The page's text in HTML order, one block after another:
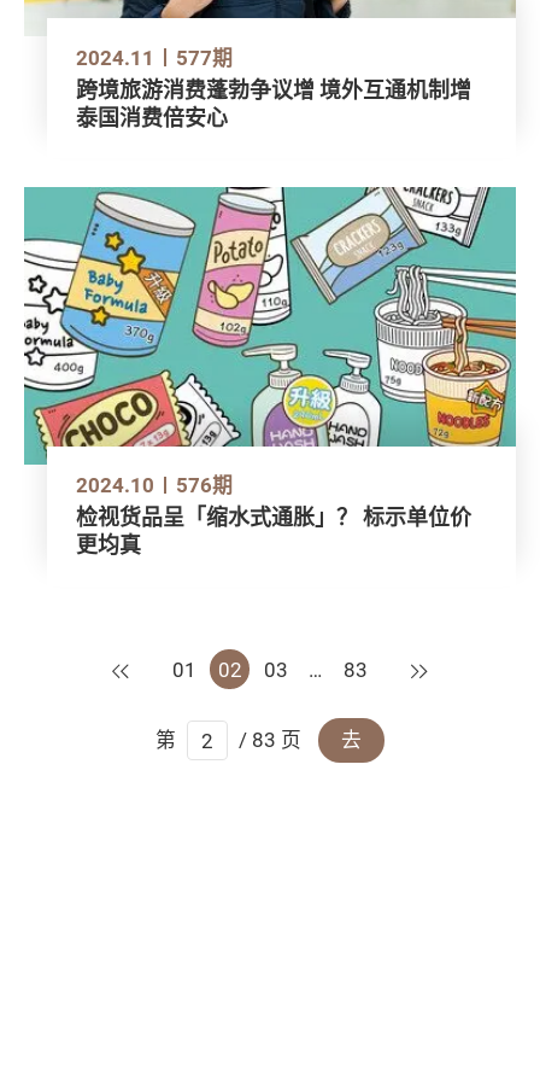
2024.11 577期
跨境旅游消费蓬勃争议增 境外互通机制增
泰国消费倍安心
2024.10 576期
检视货品呈「缩水式通胀」？ 标示单位价
更均真
上一页
01 02 03 … 83 下一页
第 / 83 页 去